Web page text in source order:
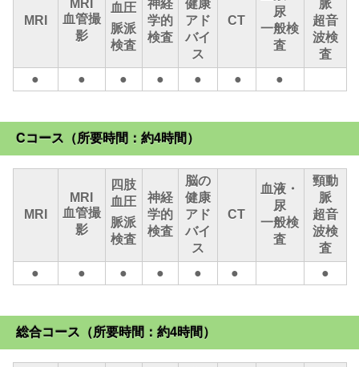
MRI
MRI
血管撮
影
血圧
脈派
検査
神経
学的
検査
健康
アド
バイ
ス
CT
尿
一般検
査
脈
超音
波検
査
●
● ● ● ● ● ●
Cコース（所要時間：約4時間）
MRI
MRI
血管撮
影
四肢
血圧
脈派
検査
神経
学的
検査
脳の
健康
アド
バイ
ス
CT
血液・
尿
一般検
査
頸動
脈
超音
波検
査
●
● ● ● ● ● ●
総合コース（所要時間：約4時間）